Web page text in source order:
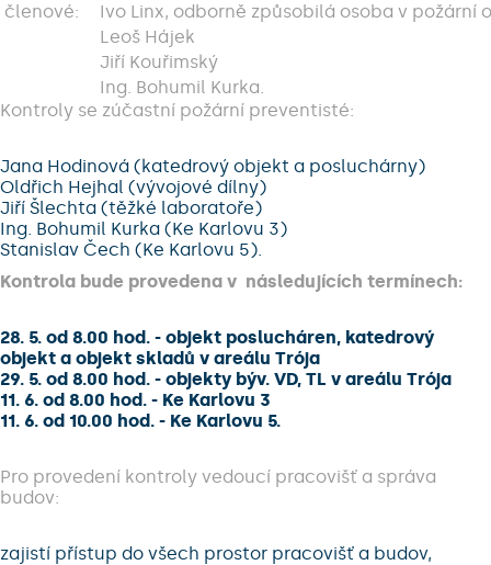
členové:
Ivo Linx, odborně způsobilá osoba v požární
Leoš Hájek
Jiří Kouřimský
Ing. Bohumil Kurka.
Kontroly se zúčastní požární preventisté:
Jana Hodinová (katedrový objekt a posluchárny)
Oldřich Hejhal (vývojové dílny)
Jiří Šlechta (těžké laboratoře)
Ing. Bohumil Kurka (Ke Karlovu 3)
Stanislav Čech (Ke Karlovu 5).
Kontrola bude provedena v následujících termínech:
28. 5. od 8.00 hod. - objekt poslucháren, katedrový
objekt a objekt skladů v areálu Trója
29. 5. od 8.00 hod. - objekty býv. VD, TL v areálu Trója
11. 6. od 8.00 hod. - Ke Karlovu 3
11. 6. od 10.00 hod. - Ke Karlovu 5.
Pro provedení kontroly vedoucí pracovišť a správa
budov:
zajistí přístup do všech prostor pracovišť a budov,